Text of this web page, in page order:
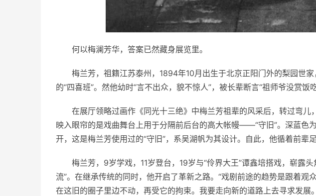
何以梅澜芳华，答案已然藏身展览里。
梅兰芳，祖籍江苏泰州，1894年10月出生于北京正阳门外的梨园世
的“四喜班”。然他幼时“言不出众，貌不惊人”，被长辈断言“祖师爷没赏饭吃
在展厅领略过画作《同光十三绝》中梅兰芳祖辈的风采后，转过弯
映入眼帘的是戏曲舞台上用于分隔前后台的高大帐幔——“守旧”。深蓝色
开，这是梅兰芳使用过的“守旧”，系吴湖帆为其设计。自此，他循着前辈足
梅兰芳，9岁学戏，11岁登台，19岁与“伶界大王”谭鑫培搭戏，崭露
流”。在继承传统的同时，他开启了革新之路。“戏剧前途的趋势是跟着观
在这旧的圈子里边不动，再受它的拘束。我要走向新的道路上去寻求发展